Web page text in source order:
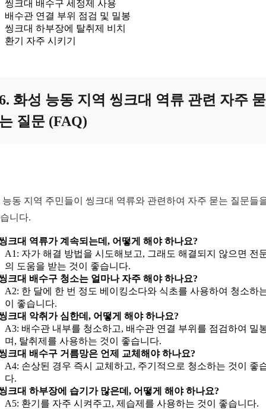
씽크대 배수구 세정제 사용
배수관 연결 부위 점검 및 밀봉
씽크대 하부장에 탈취제 비치
환기 자주 시키기
화성 능동 지역 씽크대 역류 관련 자주 묻
질문 (FAQ)
능동 지역 주민들이 씽크대 역류와 관련하여 자주 묻는 질문들
니다.
크대 역류가 계속되는데, 어떻게 해야 하나요?
A1: 자가 해결 방법을 시도해보고, 그래도 해결되지 않으면 전
의 도움을 받는 것이 좋습니다.
크대 배수구 청소는 얼마나 자주 해야 하나요?
A2: 한 달에 한 번 정도 베이킹소다와 식초를 사용하여 청소하
이 좋습니다.
크대 악취가 심한데, 어떻게 해야 하나요?
A3: 배수관 내부를 청소하고, 배수관 연결 부위를 점검하여 밀
며, 탈취제를 사용하는 것이 좋습니다.
크대 배수구 거름망은 언제 교체해야 하나요?
A4: 손상된 경우 즉시 교체하고, 주기적으로 청소하는 것이 좋
다.
크대 하부장에 습기가 많은데, 어떻게 해야 하나요?
A5: 환기를 자주 시켜주고, 제습제를 사용하는 것이 좋습니다.